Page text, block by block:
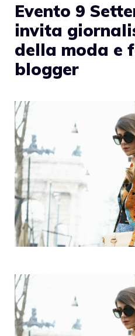
Evento 9
invita
della moda e
blogger